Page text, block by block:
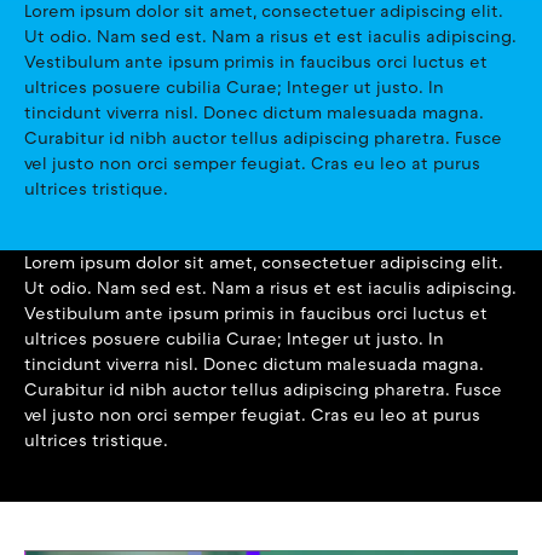
Lorem ipsum dolor sit amet, consectetuer adipiscing elit.
Ut odio. Nam sed est. Nam a risus et est iaculis adipiscing.
Vestibulum ante ipsum primis in faucibus orci luctus et
ultrices posuere cubilia Curae; Integer ut justo. In
tincidunt viverra nisl. Donec dictum malesuada magna.
Curabitur id nibh auctor tellus adipiscing pharetra. Fusce
vel justo non orci semper feugiat. Cras eu leo at purus
ultrices tristique.
Lorem ipsum dolor sit amet, consectetuer adipiscing elit.
Ut odio. Nam sed est. Nam a risus et est iaculis adipiscing.
Vestibulum ante ipsum primis in faucibus orci luctus et
ultrices posuere cubilia Curae; Integer ut justo. In
tincidunt viverra nisl. Donec dictum malesuada magna.
Curabitur id nibh auctor tellus adipiscing pharetra. Fusce
vel justo non orci semper feugiat. Cras eu leo at purus
ultrices tristique.